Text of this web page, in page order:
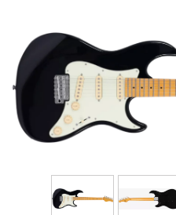
Synthés & Sampleurs
Home Studio
Casques
Micros & HF